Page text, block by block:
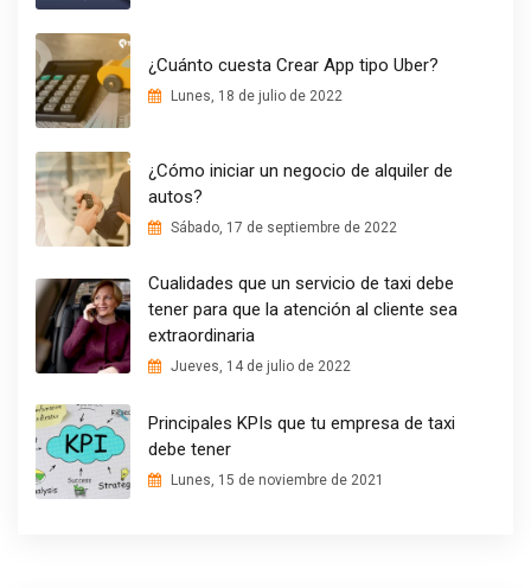
¿Cuánto cuesta Crear App tipo Uber?
Lunes, 18 de julio de 2022
¿Cómo iniciar un negocio de alquiler de
autos?
Sábado, 17 de septiembre de 2022
Cualidades que un servicio de taxi debe
tener para que la atención al cliente sea
extraordinaria
Jueves, 14 de julio de 2022
Principales KPIs que tu empresa de taxi
debe tener
Lunes, 15 de noviembre de 2021